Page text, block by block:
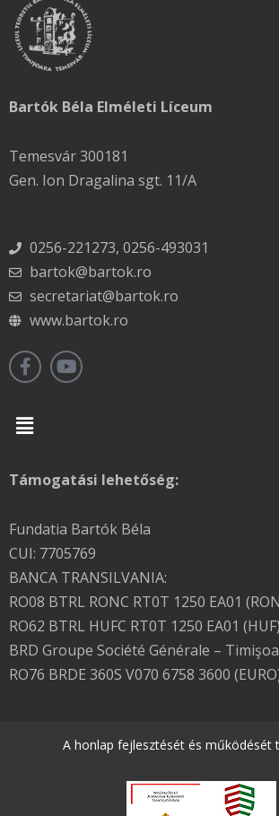
Bartók Béla Elméleti Líceum
Temesvár 300181
Gen. Ion Dragalina sgt. 11/A
0256-221273, 0256-493031
bartok@bartok.ro
secretariat@bartok.ro
www.bartok.ro
Menu
Támogatási lehetőség:
Fundatia Bartók Béla
CUI: 7705769
BANCA TRANSILVANIA:
RO08 BTRL RONC RT0T 1250 EA01
RO62 BTRL HUFC RT0T 1250 EA01 (HUF)
BRD Groupe Société Générale –
RO76 BRDE 360S V070 6758 3600
A honlap fejlesztését és működését